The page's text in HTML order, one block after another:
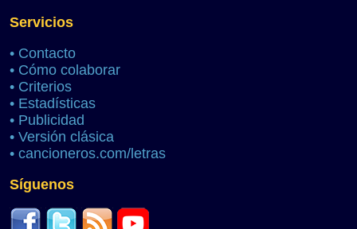
Servicios
• Contacto
• Cómo colaborar
• Criterios
• Estadísticas
• Publicidad
• Versión clásica
• cancioneros.com/letras
Síguenos